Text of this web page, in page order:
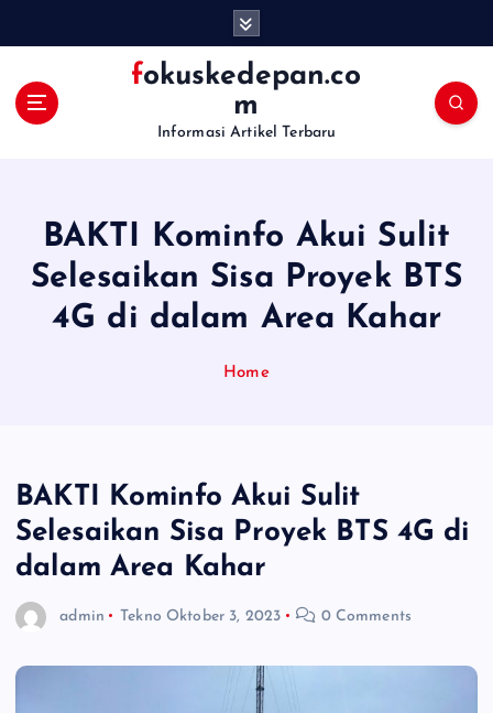
fokuskedepan.co
m
Informasi Artikel Terbaru
BAKTI Kominfo Akui Sulit
Selesaikan Sisa Proyek BTS
4G di dalam Area Kahar
Home
BAKTI Kominfo Akui Sulit
Selesaikan Sisa Proyek BTS 4G di
dalam Area Kahar
admin Tekno Oktober 3, 2023 0 Comments